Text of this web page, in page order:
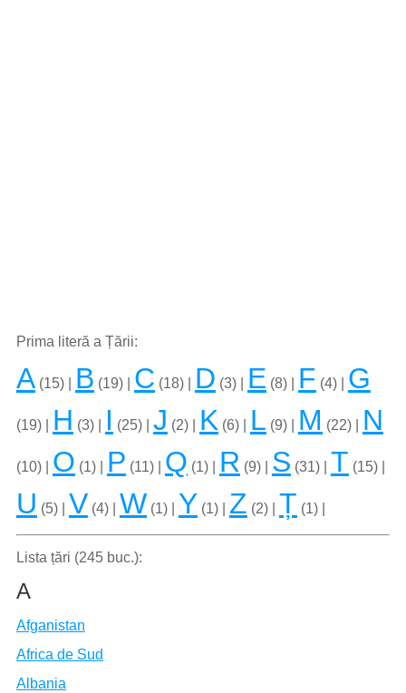
Prima literă a Țării:
A(15) | B (19) | C (18) | D (3) | E (8) | F (4) | G
(19) | H (3) | I (25) | J (2) | K (6) | L (9) | M (22) | N
(10) | O (1) | P (11) | Q (1) | R (9) | S (31) | T (15) |
U (5) | V (4) | W (1) | Y (1) | Z (2) | Ț (1) |
Lista țări (245 buc.):
A
Afganistan
Africa de Sud
Albania